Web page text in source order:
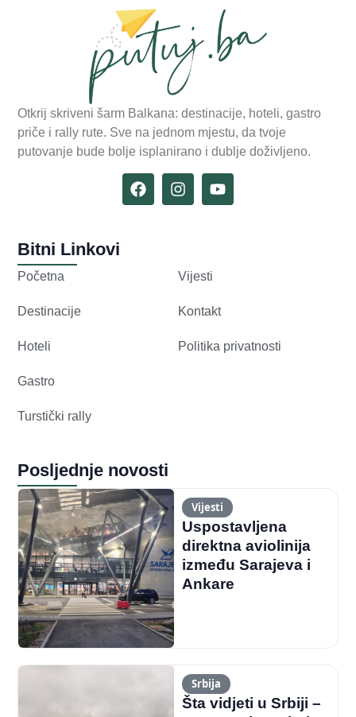
Otkrij skriveni šarm Balkana: destinacije, hoteli, gastro
priče i rally rute. Sve na jednom mjestu, da tvoje
putovanje bude bolje isplanirano i dublje doživljeno.
Bitni Linkovi
Početna
Destinacije
Hoteli
Gastro
Turstički rally
Vijesti
Kontakt
Politika privatnosti
Posljednje novosti
Vijesti
Uspostavljena
direktna aviolinija
između Sarajeva i
Ankare
Srbija
Šta vidjeti u Srbiji –